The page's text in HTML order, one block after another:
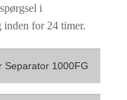
i
inden for 24 timer.